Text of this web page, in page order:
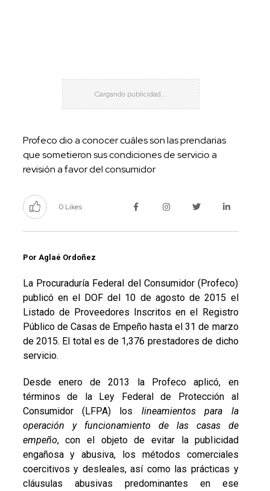
Profeco dio a conocer cuáles son las prendarias
que sometieron sus condiciones de servicio a
revisión a favor del consumidor
0 Likes
Por Aglaé Ordoñez
La Procuraduría Federal del Consumidor (Profeco)
publicó en el DOF del 10 de agosto de 2015 el
Listado de Proveedores Inscritos en el Registro
Público de Casas de Empeño hasta el 31 de marzo
de 2015. El total es de 1,376 prestadores de dicho
servicio.
Desde enero de 2013 la Profeco aplicó, en
términos de la Ley Federal de Protección al
Consumidor (LFPA) los lineamientos para la
operación y funcionamiento de las casas de
empeño, con el objeto de evitar la publicidad
engañosa y abusiva, los métodos comerciales
coercitivos y desleales, así como las prácticas y
cláusulas abusivas predominantes en ese